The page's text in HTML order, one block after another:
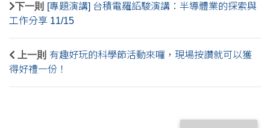
下一則
[專題演講] 台積電羅詔駿演講：半導體業的探索與
工作分享 11/15
上一則 有趣好玩的科學節活動來囉，現場按讚就可以獲
得好禮一份！